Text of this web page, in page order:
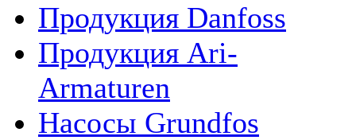
Продукция Danfoss
Продукция Ari-
Armaturen
Насосы Grundfos